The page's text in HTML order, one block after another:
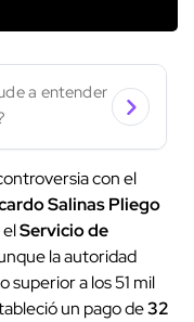
a entender
con el
Salinas Pliego
Servicio de
la autoridad
superior a los 51 mil
un pago de32